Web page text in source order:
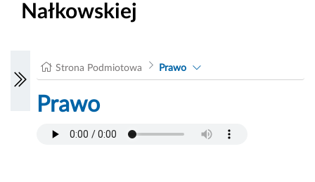
Nałkowskiej
Strona Podmiotowa Prawo
Prawo